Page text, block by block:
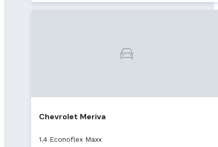
Chevrolet Meriva
1.4 Econoflex Maxx